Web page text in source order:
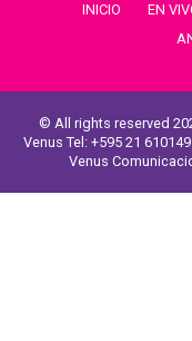
INICIO EN
© All rights reserved
Venus Tel: +595 21
Venus